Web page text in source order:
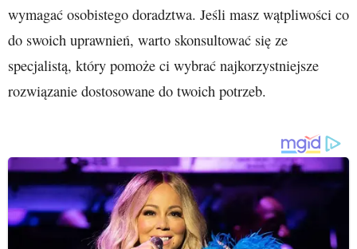
wymagać osobistego doradztwa. Jeśli masz wątpliwości co
do swoich uprawnień, warto skonsultować się ze
specjalistą, który pomoże ci wybrać najkorzystniejsze
rozwiązanie dostosowane do twoich potrzeb.